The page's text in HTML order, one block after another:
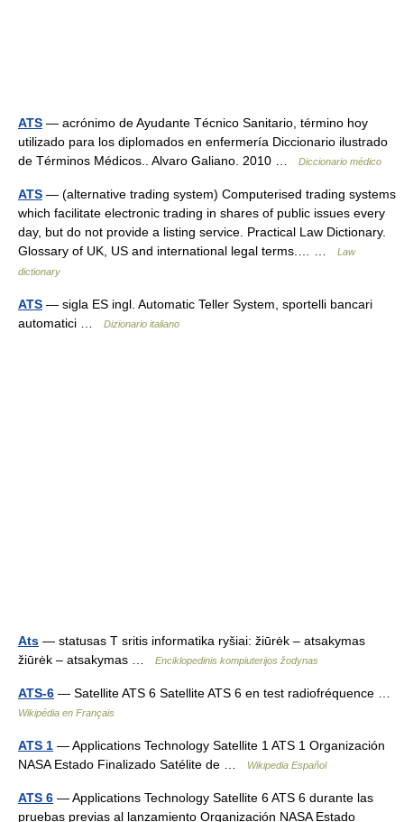
ATS — acrónimo de Ayudante Técnico Sanitario, término hoy
utilizado para los diplomados en enfermería Diccionario ilustrado
de Términos Médicos.. Alvaro Galiano. 2010 …
Diccionario médico
ATS — (alternative trading system) Computerised trading systems
which facilitate electronic trading in shares of public issues every
day, but do not provide a listing service. Practical Law Dictionary.
Glossary of UK, US and international legal terms.… …
Law
dictionary
ATS — sigla ES ingl. Automatic Teller System, sportelli bancari
automatici …
Dizionario italiano
Ats — statusas T sritis informatika ryšiai: žiūrėk – atsakymas
žiūrėk – atsakymas …
Enciklopedinis kompiuterijos žodynas
ATS-6 — Satellite ATS 6 Satellite ATS 6 en test radiofréquence …
Wikipédia en Français
ATS 1 — Applications Technology Satellite 1 ATS 1 Organización
NASA Estado Finalizado Satélite de …
Wikipedia Español
ATS 6 — Applications Technology Satellite 6 ATS 6 durante las
pruebas previas al lanzamiento Organización NASA Estado